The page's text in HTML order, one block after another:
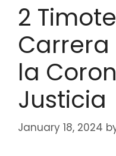
2
Carrera
la
Justicia
January 18, 2024